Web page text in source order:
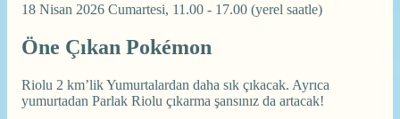
18 Nisan 2026 Cumartesi, 11.00 - 17.00 (yerel saatle)
Öne Çıkan Pokémon
Riolu 2 km’lik Yumurtalardan daha sık çıkacak. Ayrıca
yumurtadan Parlak Riolu çıkarma şansınız da artacak!